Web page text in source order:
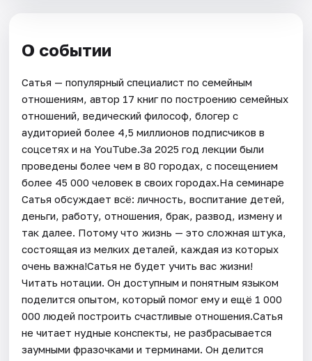
О событии
Сатья — популярный специалист по семейным
отношениям, автор 17 книг по построению семейных
отношений, ведический философ, блогер с
аудиторией более 4,5 миллионов подписчиков в
соцсетях и на YouTube.За 2025 год лекции были
проведены более чем в 80 городах, с посещением
более 45 000 человек в своих городах.На семинаре
Сатья обсуждает всё: личность, воспитание детей,
деньги, работу, отношения, брак, развод, измену и
так далее. Потому что жизнь — это сложная штука,
состоящая из мелких деталей, каждая из которых
очень важна!Сатья не будет учить вас жизни!
Читать нотации. Он доступным и понятным языком
поделится опытом, который помог ему и ещё 1 000
000 людей построить счастливые отношения.Сатья
не читает нудные конспекты, не разбрасывается
заумными фразочками и терминами. Он делится